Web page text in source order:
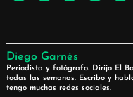
Diego Garnés
Periodista y fotógrafo. Dirijo El
todas las semanas. Escribo y
tengo muchas redes sociales.